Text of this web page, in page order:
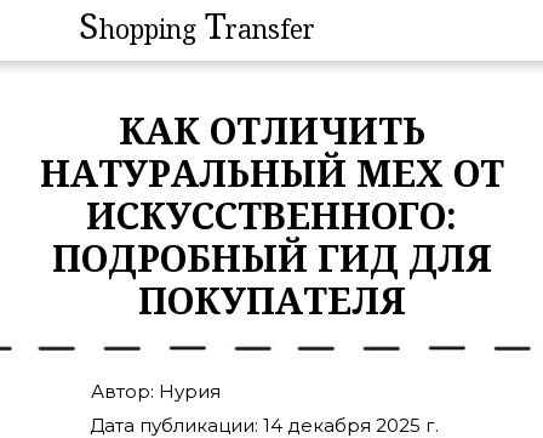
hopping T
S ransfer
КАК ОТЛИЧИТЬ
НАТУРАЛЬНЫЙ МЕХ ОТ
ИСКУССТВЕННОГО:
ПОДРОБНЫЙ ГИД ДЛЯ
ПОКУПАТЕЛЯ
Автор: Нурия
Дата публикации: 14 декабря 2025 г.